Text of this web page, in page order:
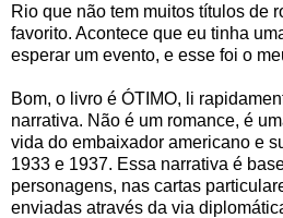
Rio que não tem muitos títulos de
favorito. Acontece que eu tinha
esperar um evento, e esse foi o
Bom, o livro é ÓTIMO, li
narrativa. Não é um romance, é
vida do embaixador americano e
1933 e 1937. Essa narrativa é
personagens, nas cartas
enviadas através da via